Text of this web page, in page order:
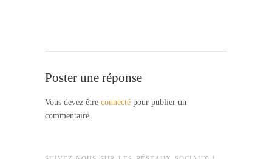
Poster une réponse
Vous devez être connecté pour publier un
commentaire.